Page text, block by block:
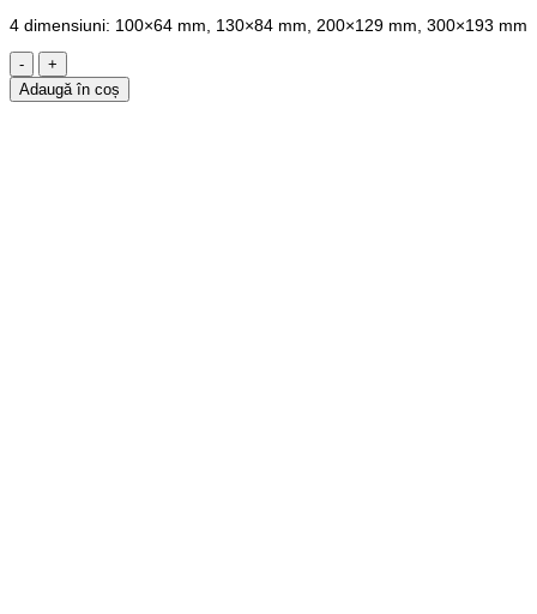
a
este:
4 dimensiuni: 100×64 mm, 130×84 mm, 200×129 mm, 300×193 mm
Cantitate
Model
broderie
Adaugă în coș